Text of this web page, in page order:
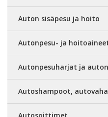
Auton sisäpesu ja hoito
Autonpesu- ja
Autonpesuharjat ja
Autoshampoot,